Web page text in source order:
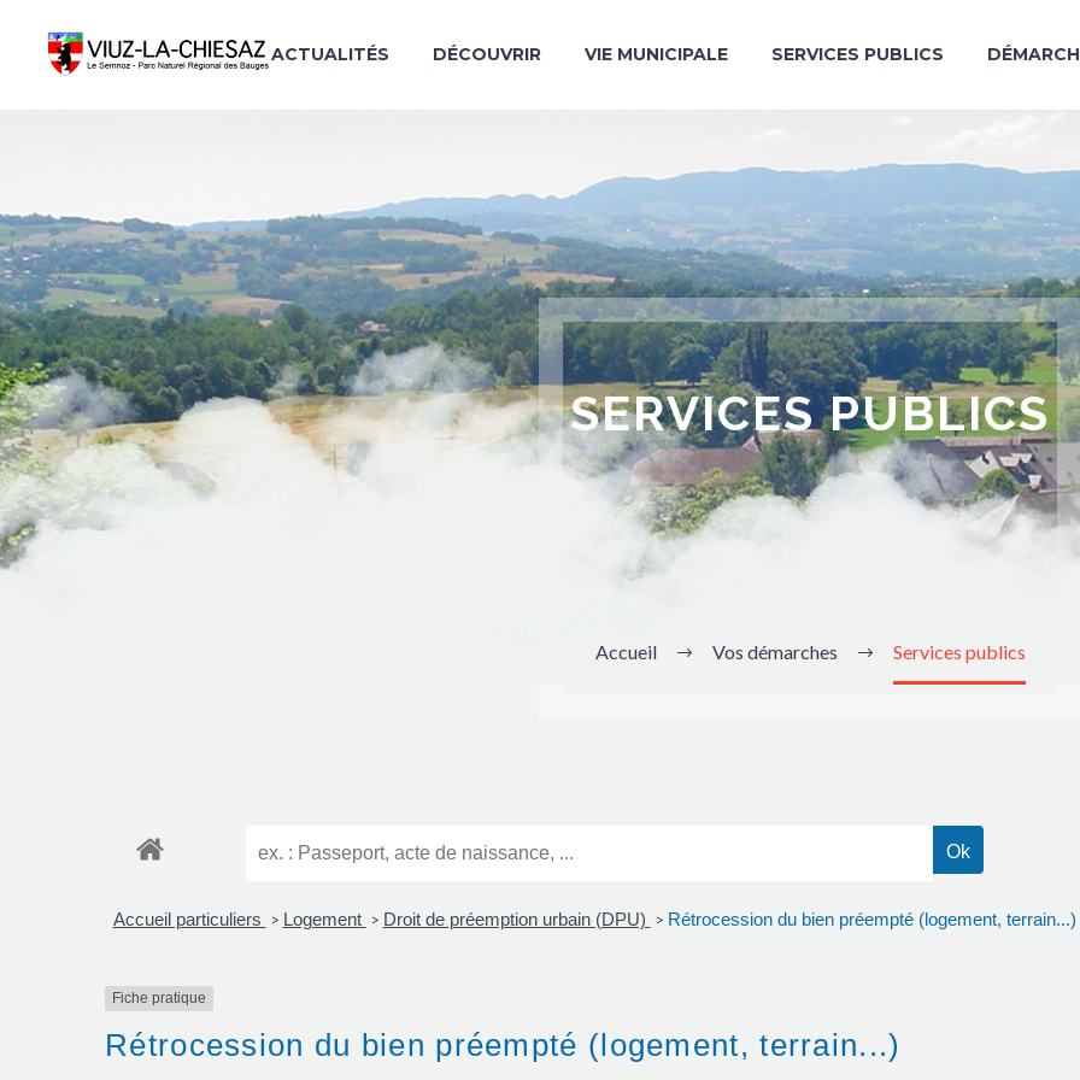
ACTUALITÉS DÉCOUVRIR VIE MUNICIPALE SERVICES PUBLICS
SERVICES PUBLICS
Accueil Vos démarches Services publics
Accueil particuliers > Logement > Droit de préemption urbain (DPU) > Rétrocession du bien préempté (logement, terrain...)
Fiche pratique
Rétrocession du bien préempté (logement, terrain...)